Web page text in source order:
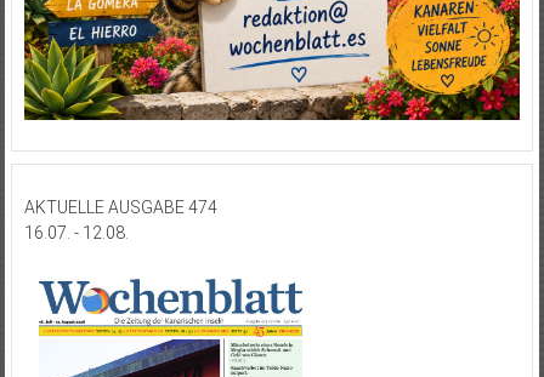
AKTUELLE AUSGABE 474
16.07. - 12.08.